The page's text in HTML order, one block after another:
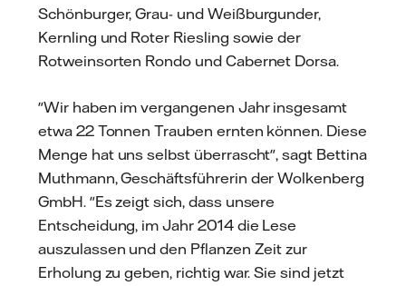
Schönburger, Grau- und Weißburgunder,
Kernling und Roter Riesling sowie der
Rotweinsorten Rondo und Cabernet Dorsa.
"Wir haben im vergangenen Jahr insgesamt
etwa 22 Tonnen Trauben ernten können. Diese
Menge hat uns selbst überrascht", sagt Bettina
Muthmann, Geschäftsführerin der Wolkenberg
GmbH. "Es zeigt sich, dass unsere
Entscheidung, im Jahr 2014 die Lese
auszulassen und den Pflanzen Zeit zur
Erholung zu geben, richtig war. Sie sind jetzt